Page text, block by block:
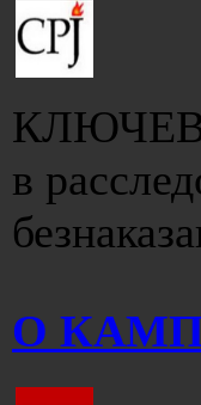
в
О